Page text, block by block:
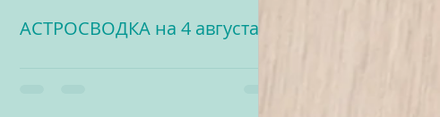
АСТРОСВОДКА на 4 августа